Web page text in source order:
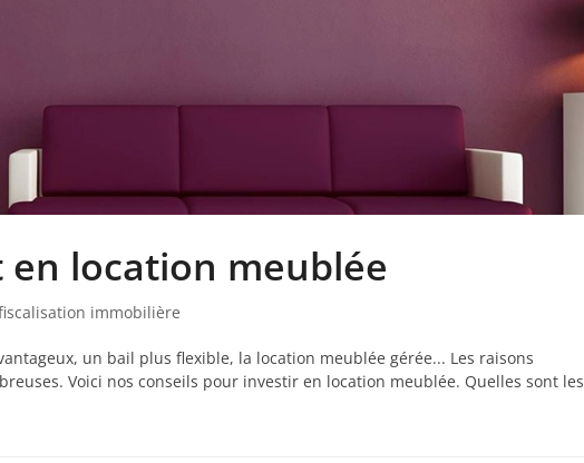
en location meublée
immobilière
un bail plus flexible, la location meublée gérée... Les raisons
Voici nos conseils pour investir en location meublée. Quelles sont les